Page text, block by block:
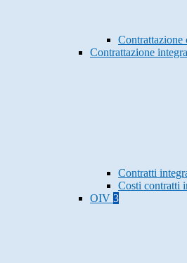
Contrattazione
Contrattazione
Contratti
Costi contratti
OIV 3